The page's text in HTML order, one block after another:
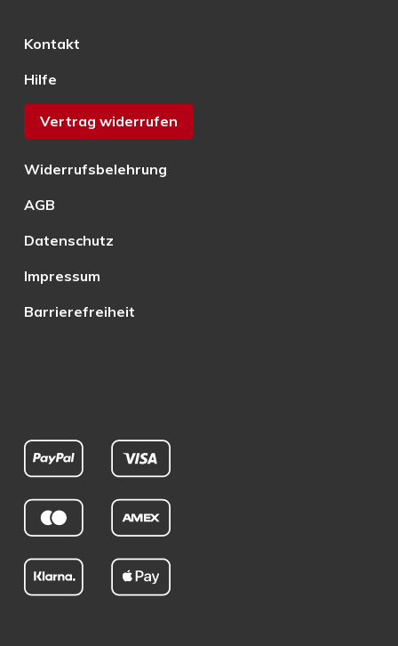
Kontakt
Hilfe
Vertrag widerrufen
Widerrufsbelehrung
AGB
Datenschutz
Impressum
Barrierefreiheit